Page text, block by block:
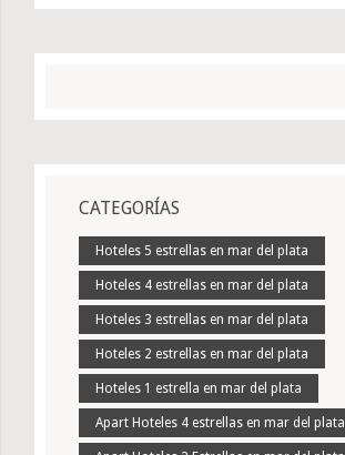
CATEGORÍAS
Hoteles 5 estrellas en mar del plata
Hoteles 4 estrellas en mar del plata
Hoteles 3 estrellas en mar del plata
Hoteles 2 estrellas en mar del plata
Hoteles 1 estrella en mar del plata
Apart Hoteles 4 estrellas en mar del plata